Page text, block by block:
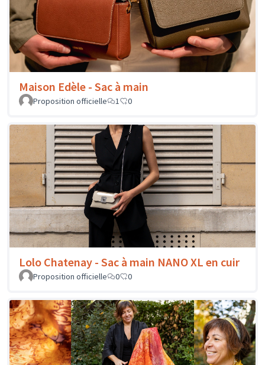
Maison Edèle - Sac à main
Proposition officielle 1 0
Lolo Chatenay - Sac à main NANO XL en cuir
Proposition officielle 0 0